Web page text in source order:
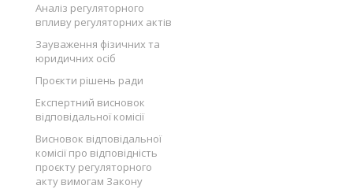
Аналіз регуляторного
впливу регуляторних актів
Зауваження фізичних та
юридичних осіб
Проєкти рішень ради
Експертний висновок
відповідальної комісії
Висновок відповідальної
комісії про відповідність
проєкту регуляторного
акту вимогам Закону